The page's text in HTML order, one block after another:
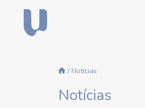
/ Notícias
Notícias